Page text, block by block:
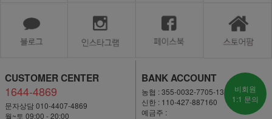
CUSTOMER CENTER
1644-4869
문자상담 010-4407-4869
월~토 09:00 - 20:00
BANK ACCOUNT
농협 : 355-0032-7705-13
신한 : 110-427-887160
예금주 :
비회원
1:1 문의